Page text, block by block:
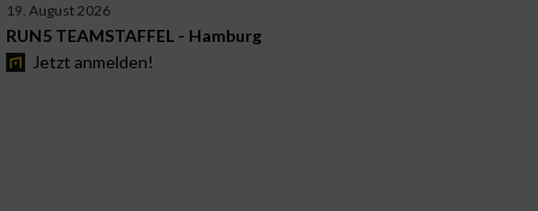
19. August 2026
RUN5 TEAMSTAFFEL - Hamburg
Jetzt anmelden!